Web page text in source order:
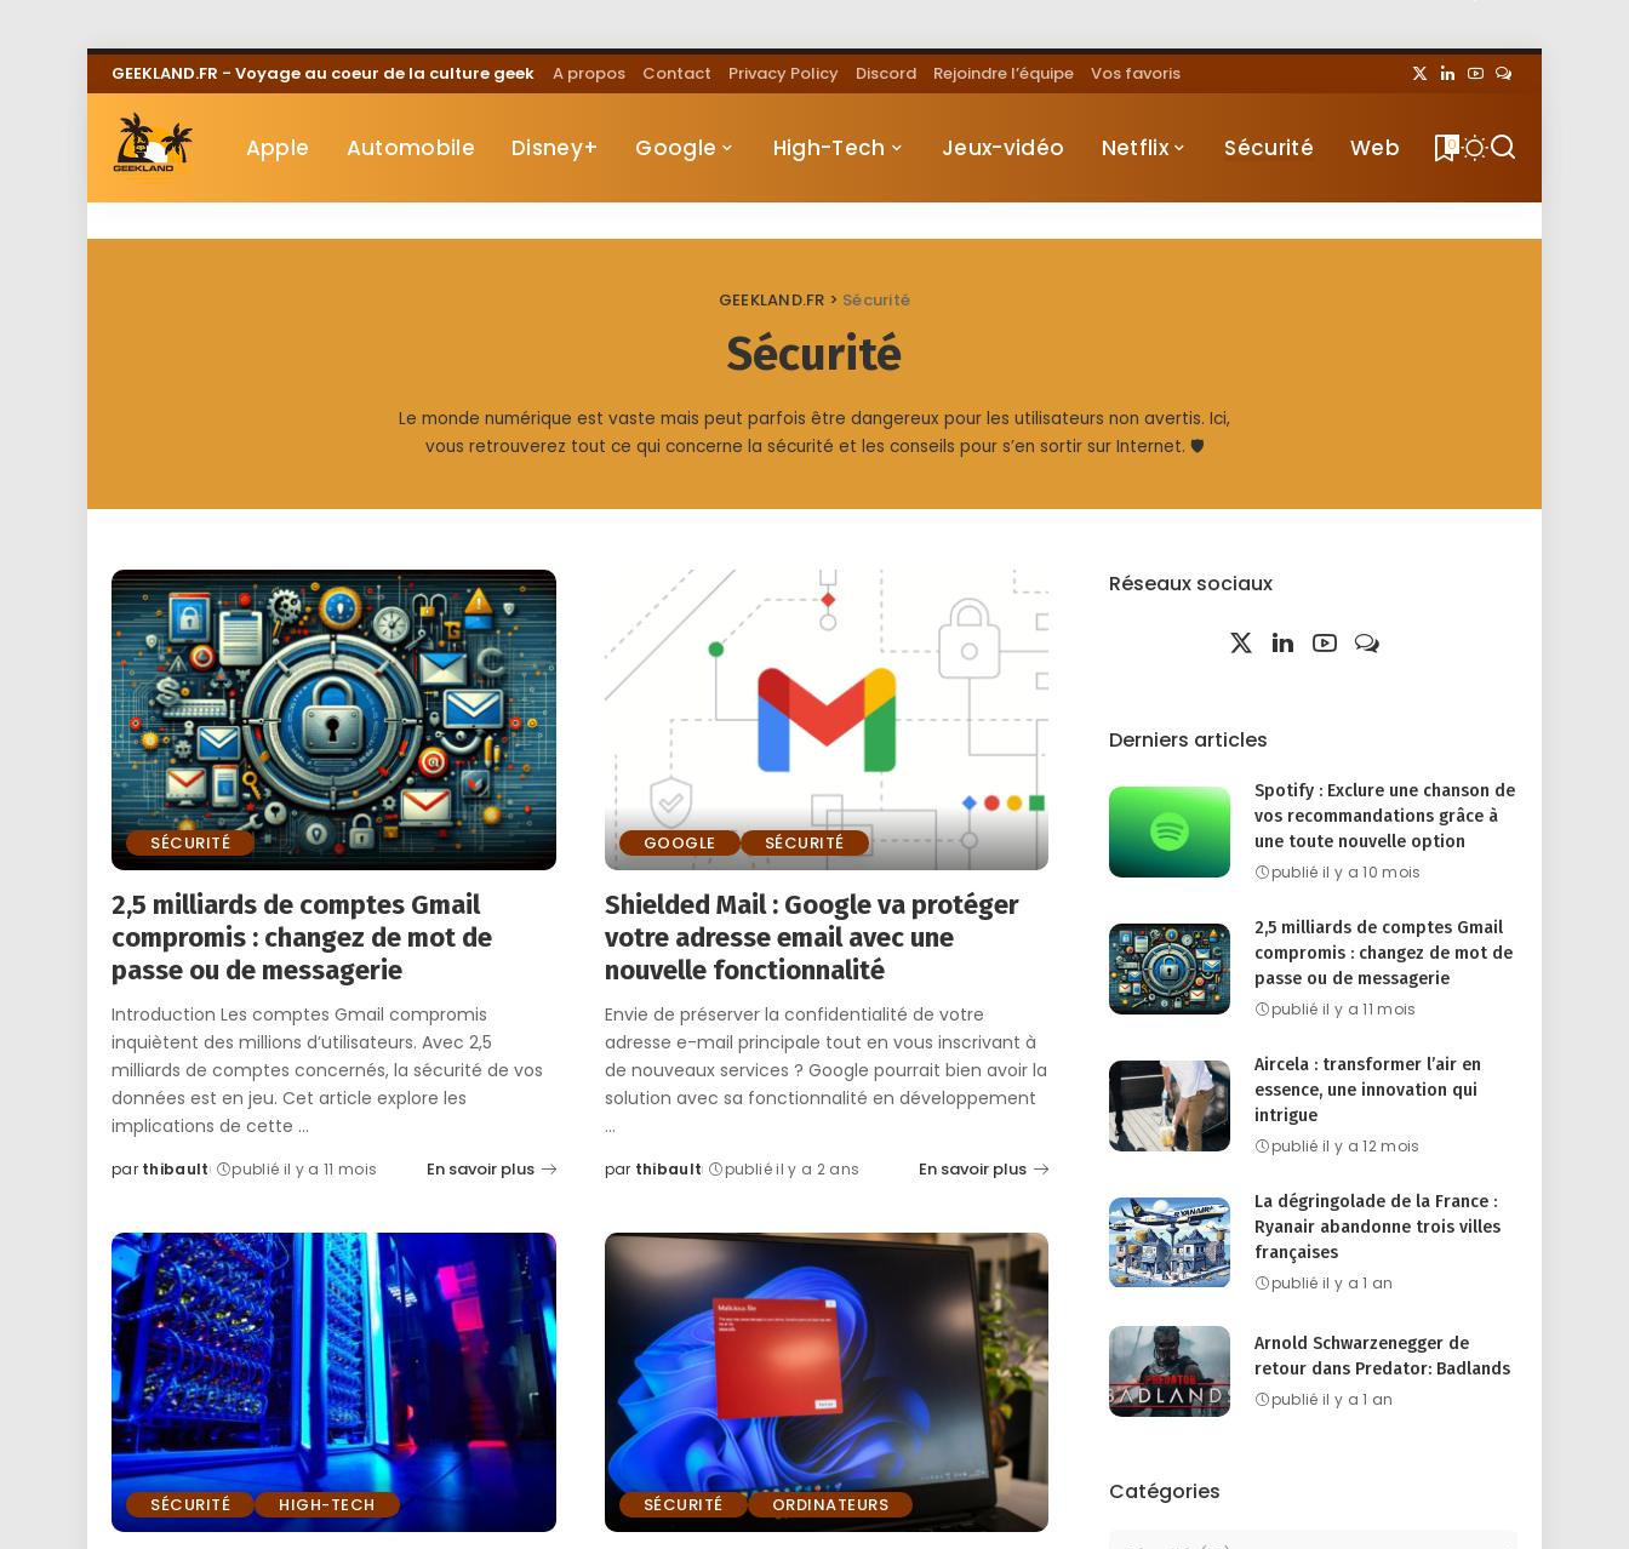
GEEKLAND.FR - Voyage au coeur de la culture geek A propos Contact Privacy Policy Discord Rejoindre l’équipe Vos favoris
Apple Automobile Disney+ Google High-Tech Jeux-vidéo Netflix Sécurité Web 0
GEEKLAND.FR > Sécurité
Sécurité
Le monde numérique est vaste mais peut parfois être dangereux pour les utilisateurs non avertis. Ici,
vous retrouverez tout ce qui concerne la sécurité et les conseils pour s’en sortir sur Internet. 🛡️
SÉCURITÉ
2,5 milliards de comptes Gmail
compromis : changez de mot de
passe ou de messagerie
Introduction Les comptes Gmail compromis
inquiètent des millions d’utilisateurs. Avec 2,5
milliards de comptes concernés, la sécurité de vos
données est en jeu. Cet article explore les
implications de cette ...
Posted
par thibault publié il y a 11 mois En savoir plus
GOOGLE SÉCURITÉ
Shielded Mail : Google va protéger
votre adresse email avec une
nouvelle fonctionnalité
Envie de préserver la confidentialité de votre
adresse e-mail principale tout en vous inscrivant à
de nouveaux services ? Google pourrait bien avoir la
solution avec sa fonctionnalité en développement
...
Posted
par thibault publié il y a 2 ans En savoir plus
SÉCURITÉ HIGH-TECH SÉCURITÉ ORDINATEURS
Réseaux sociaux
Derniers articles
Spotify : Exclure une chanson de
vos recommandations grâce à
une toute nouvelle option
publié il y a 10 mois
2,5 milliards de comptes Gmail
compromis : changez de mot de
passe ou de messagerie
publié il y a 11 mois
Aircela : transformer l’air en
essence, une innovation qui
intrigue
publié il y a 12 mois
La dégringolade de la France :
Ryanair abandonne trois villes
françaises
publié il y a 1 an
Arnold Schwarzenegger de
retour dans Predator: Badlands
publié il y a 1 an
Catégories